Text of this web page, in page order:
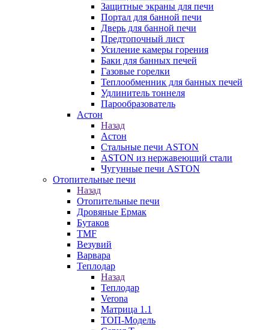
Защитные экраны для печи
Портал для банной печи
Дверь для банной печи
Предтопочный лист
Усиление камеры горения
Баки для банных печей
Газовые горелки
Теплообменник для банных печей
Удлинитель тоннеля
Парообразователь
Астон
Назад
Астон
Стальные печи ASTON
ASTON из нержавеющий стали
Чугунные печи ASTON
Отопительные печи
Назад
Отопительные печи
Дровяные Ермак
Бутаков
TMF
Везувий
Варвара
Теплодар
Назад
Теплодар
Verona
Матрица 1.1
ТОП-Модель